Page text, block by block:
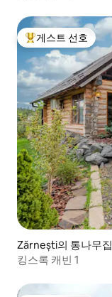
상위 게스트 선호
게스트 선호
Zărnești의 통나무집
킹스록 캐빈 1